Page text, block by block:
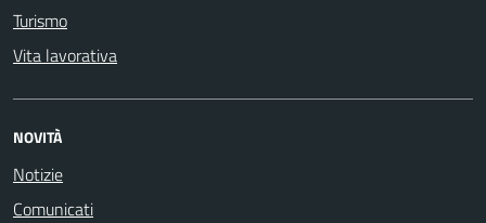
Turismo
Vita lavorativa
NOVITÀ
Notizie
Comunicati